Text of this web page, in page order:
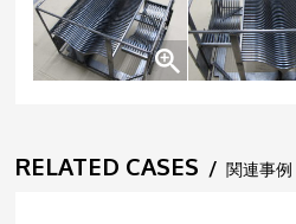
RELATED CASES / 関連事例